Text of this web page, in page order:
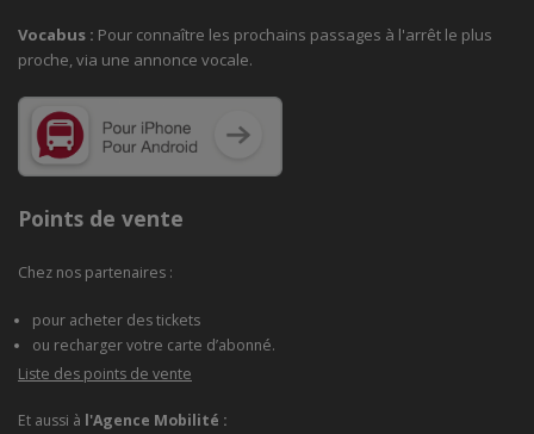
Vocabus : Pour connaître les prochains passages à l'arrêt le plus
proche, via une annonce vocale.
Points de vente
Chez nos partenaires :
pour acheter des tickets
ou recharger votre carte d’abonné.
Liste des points de vente
Et aussi à l'Agence Mobilité :